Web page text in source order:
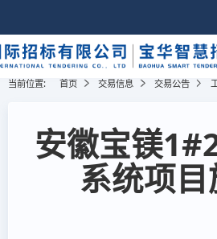
当前位置: 首页 交易信息 交易公告
安徽宝镁
系统项